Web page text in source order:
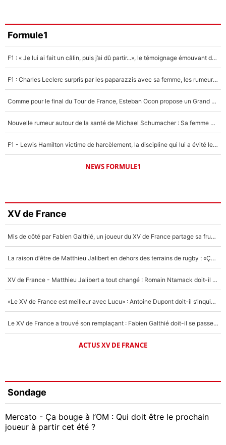
Formule1
F1 : « Je lui ai fait un câlin, puis j’ai dû partir...», le témoignage émouvant de Max Verstappen sur sa fille
F1 : Charles Leclerc surpris par les paparazzis avec sa femme, les rumeurs étaient vraies !
Comme pour le final du Tour de France, Esteban Ocon propose un Grand Prix de Formule 1 à Paris : «Autour de l’Arc de Triomphe, ce serait génial» !
Nouvelle rumeur autour de la santé de Michael Schumacher : Sa femme Corinna sort du silence
F1 - Lewis Hamilton victime de harcèlement, la discipline qui lui a évité le pire : «J'aurais probablement mal tourné»
NEWS FORMULE1
XV de France
Mis de côté par Fabien Galthié, un joueur du XV de France partage sa frustration : «ils ne me l’ont pas dit tout de suite»
La raison d'être de Matthieu Jalibert en dehors des terrains de rugby : «Ça m'atteint autant que si tu touches à un membre de ma famille»
XV de France - Matthieu Jalibert a tout changé : Romain Ntamack doit-il s’inquiéter pour sa place à un an de la Coupe du monde ?
«Le XV de France est meilleur avec Lucu» : Antoine Dupont doit-il s’inquiéter pour sa place ?
Le XV de France a trouvé son remplaçant : Fabien Galthié doit-il se passer d'Antoine Dupont ?
ACTUS XV DE FRANCE
Sondage
Mercato - Ça bouge à l’OM : Qui doit être le prochain
joueur à partir cet été ?